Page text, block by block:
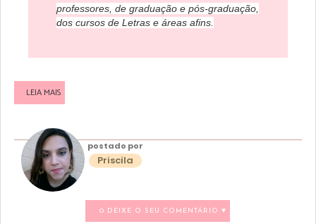
professores, de graduação e pós-graduação,
dos cursos de Letras e áreas afins.
LEIA MAIS
postado por
Priscila
0 DEIXE O SEU COMENTÁRIO ♥